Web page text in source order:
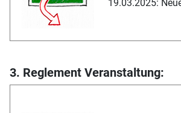
19.03.2025:
3. Reglement Veranstaltung: